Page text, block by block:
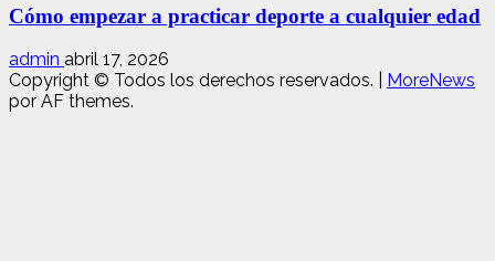
Cómo empezar a practicar deporte a cualquier edad
admin abril 17, 2026
Copyright © Todos los derechos reservados.
MoreNews
por AF themes.